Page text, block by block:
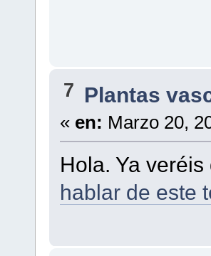
7 Plantas
« en: Marzo 20,
Hola. Ya veréis
hablar de este